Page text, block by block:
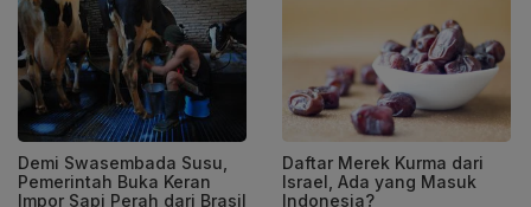
Demi Swasembada Susu,
Pemerintah Buka Keran
Impor Sapi Perah dari Brasil
Daftar Merek Kurma dari
Israel, Ada yang Masuk
Indonesia?